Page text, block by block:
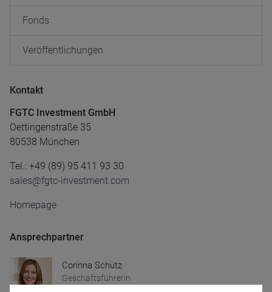
Fonds
Veröffentlichungen
Kontakt
FGTC Investment GmbH
Oettingenstraße 35
80538 München
Tel.: +49 (89) 95 411 93 30
sales@fgtc-investment.com
Homepage
Ansprechpartner
Corinna Schütz
Geschäftsführerin